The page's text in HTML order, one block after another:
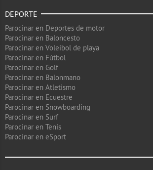
DEPORTE
Parocinar en Deportes de motor
Parocinar en Baloncesto
Parocinar en Voleibol de playa
Parocinar en Fútbol
Parocinar en Golf
Parocinar en Balonmano
Parocinar en Atletismo
Parocinar en Ecuestre
Parocinar en Snowboarding
Parocinar en Surf
Parocinar en Tenis
Parocinar en eSport